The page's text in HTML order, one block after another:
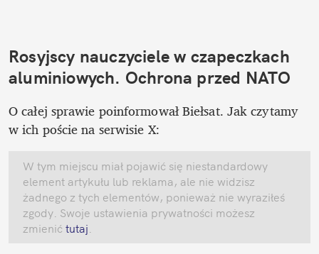
Rosyjscy nauczyciele w czapeczkach
aluminiowych. Ochrona przed NATO
O całej sprawie poinformował Biełsat. Jak czytamy
w ich poście na serwisie X:
W tym miejscu miał pojawić się niestandardowy
element artykułu lub reklama, ale nie widzisz
żadnego z tych elementów, ponieważ nie wyraziłeś
zgody. Swoje ustawienia prywatności możesz
zmienić tutaj.